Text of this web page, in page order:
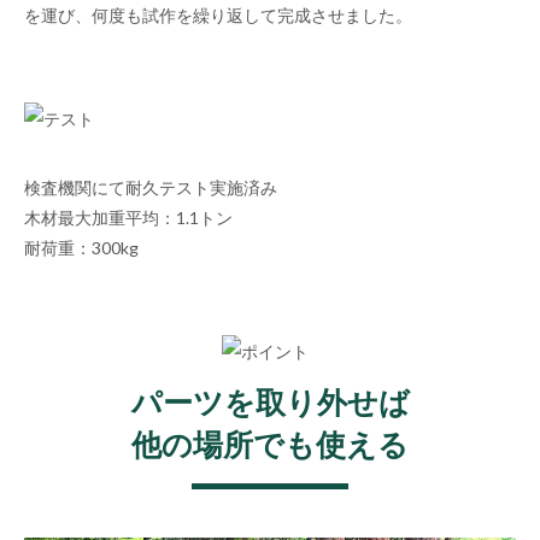
を運び、何度も試作を繰り返して完成させました。
検査機関にて耐久テスト実施済み
木材最大加重平均：1.1トン
耐荷重：300kg
パーツを取り外せば
他の場所でも使える